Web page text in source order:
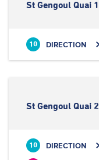
St Gengoul Quai 1
10 DIRECTION
St Gengoul Quai 2
10 DIRECTION